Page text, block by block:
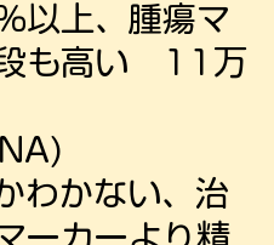
上、腫瘍マ
段も高い 11万
わかない、治
ーカーより精